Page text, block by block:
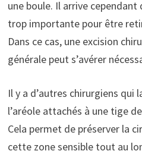
une boule. Il arrive
trop importante pour être
Dans ce cas, une excision
générale peut s’avérer
Il y a d’autres chirurgiens qui
l’aréole attachés à une tige
Cela permet de préserver la
cette zone sensible tout au